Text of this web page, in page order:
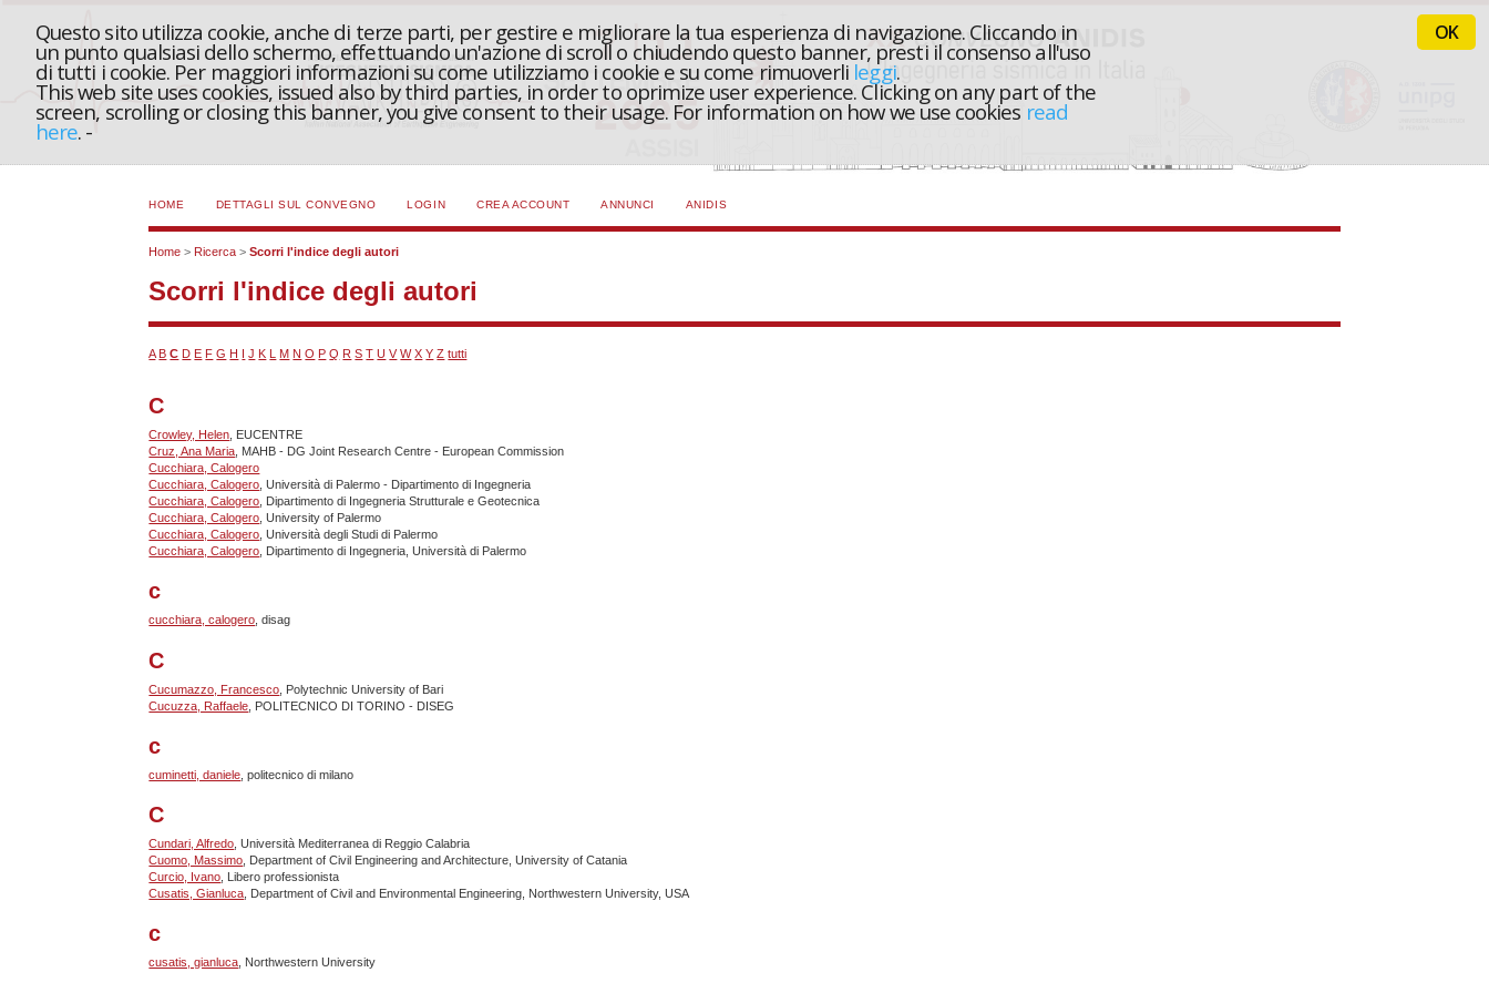
Questo sito utilizza cookie, anche di terze parti, per gestire e migliorare la tua esperienza di navigazione. Cliccando in
un punto qualsiasi dello schermo, effettuando un'azione di scroll o chiudendo questo banner, presti il consenso all'uso
di tutti i cookie. Per maggiori informazioni su come utilizziamo i cookie e su come rimuoverli leggi.
This web site uses cookies, issued also by third parties, in order to oprimize user experience. Clicking on any part of the
screen, scrolling or closing this banner, you give consent to their usage. For information on how we use cookies read
here. -
OK
HOME DETTAGLI SUL CONVEGNO LOGIN CREA ACCOUNT ANNUNCI ANIDIS
Home > Ricerca >Scorri l'indice degli autori
Scorri l'indice degli autori
A B C D E F G H I J K L M N O P Q R S T U V W X Y Z tutti
C
Crowley, Helen , EUCENTRE
Cruz, Ana Maria , MAHB - DG Joint Research Centre - European Commission
Cucchiara, Calogero
Cucchiara, Calogero , Università di Palermo - Dipartimento di Ingegneria
Cucchiara, Calogero , Dipartimento di Ingegneria Strutturale e Geotecnica
Cucchiara, Calogero , University of Palermo
Cucchiara, Calogero , Università degli Studi di Palermo
Cucchiara, Calogero , Dipartimento di Ingegneria, Università di Palermo
c
cucchiara, calogero, disag
C
Cucumazzo, Francesco , Polytechnic University of Bari
Cucuzza, Raffaele , POLITECNICO DI TORINO - DISEG
c
cuminetti, daniele , politecnico di milano
C
Cundari, Alfredo , Università Mediterranea di Reggio Calabria
Cuomo, Massimo , Department of Civil Engineering and Architecture, University of Catania
Curcio, Ivano , Libero professionista
Cusatis, Gianluca , Department of Civil and Environmental Engineering, Northwestern University, USA
c
cusatis, gianluca , Northwestern University